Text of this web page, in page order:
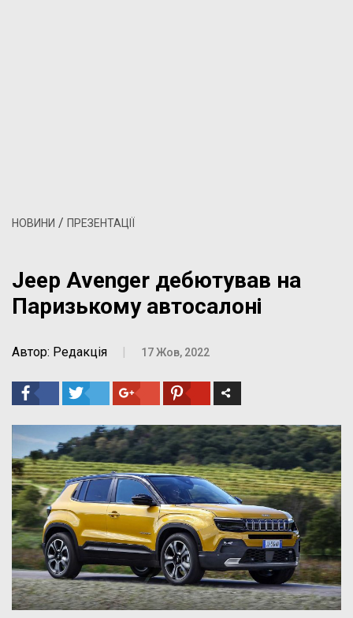
НОВИНИ / ПРЕЗЕНТАЦІЇ
Jeep Avenger дебютував на
Паризькому автосалоні
Автор: Редакція | 17 Жов, 2022